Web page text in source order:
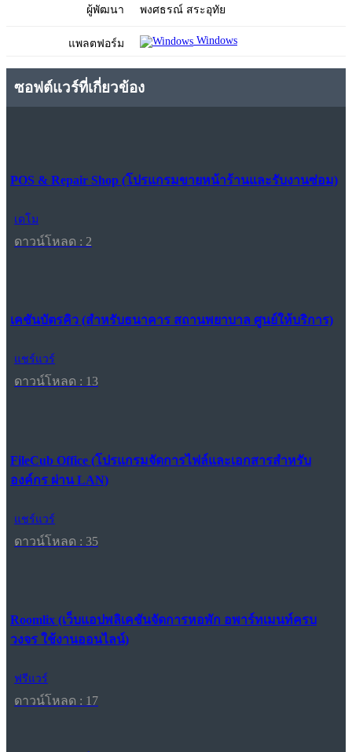
ผู้พัฒนา พงศธรณ์ สระอุทัย
แพลตฟอร์ม Windows
ซอฟต์แวร์ที่เกี่ยวข้อง
POS & Repair Shop (โปรแกรมขายหน้าร้านและรับงานซ่อม)
เดโม
ดาวน์โหลด : 2
เคชันบัตรคิว (สำหรับธนาคาร สถานพยาบาล ศูนย์ให้บริการ)
แชร์แวร์
ดาวน์โหลด : 13
FileCub Office (โปรแกรมจัดการไฟล์และเอกสารสำหรับ
องค์กร ผ่าน LAN)
แชร์แวร์
ดาวน์โหลด : 35
Roomlix (เว็บแอปพลิเคชันจัดการหอพัก อพาร์ทเมนท์ครบ
วงจร ใช้งานออนไลน์)
ฟรีแวร์
ดาวน์โหลด : 17